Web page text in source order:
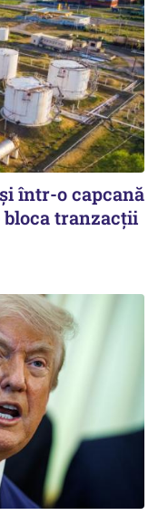
într-o capcană
bloca tranzacții